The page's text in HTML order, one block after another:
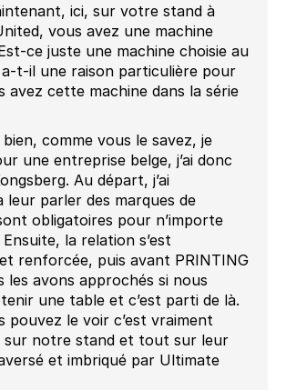
ici, sur votre stand à
vous avez une machine
ce juste une machine choisie au
t-il une raison particulière pour
avez cette machine dans la série
comme vous le savez, je
une entreprise belge, j’ai donc
Au départ, j’ai
leur parler des marques de
obligatoires pour n’importe
la relation s’est
renforcée, puis avant PRINTING
les avons approchés si nous
une table et c’est parti de là.
pouvez le voir c’est vraiment
sur notre stand et tout sur leur
et imbriqué par Ultimate